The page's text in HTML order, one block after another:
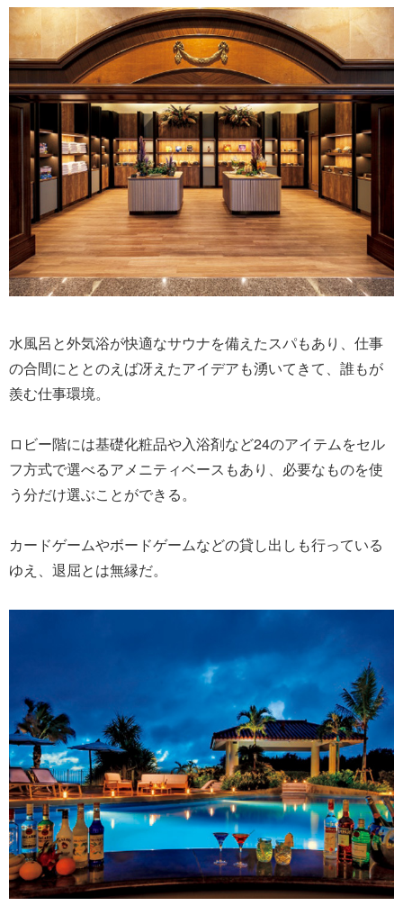
水風呂と外気浴が快適なサウナを備えたスパもあり、仕事
の合間にととのえば冴えたアイデアも湧いてきて、誰もが
羨む仕事環境。
ロビー階には基礎化粧品や入浴剤など24のアイテムをセル
フ方式で選べるアメニティベースもあり、必要なものを使
う分だけ選ぶことができる。
カードゲームやボードゲームなどの貸し出しも行っている
ゆえ、退屈とは無縁だ。